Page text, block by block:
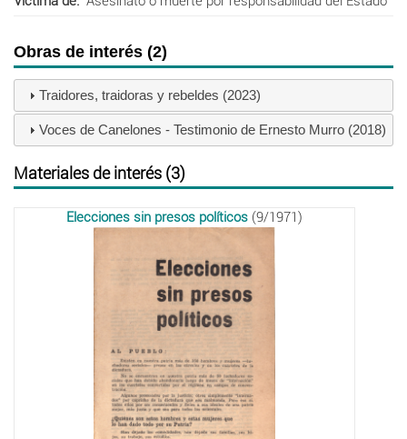
Obras de interés (2)
Traidores, traidoras y rebeldes (2023)
Voces de Canelones - Testimonio de Ernesto Murro (2018)
Materiales de interés (3)
Elecciones sin presos políticos (9/1971)